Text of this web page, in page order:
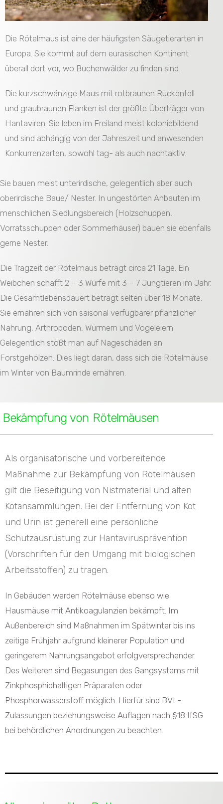
Die Rötelmaus ist eine der häufigsten Säugetierarten in
Europa. Sie kommt auf dem eurasischen Kontinent
überall dort vor, wo Buchenwälder zu finden sind.
Die kurzschwänzige Maus mit rotbraunen Rückenfell
und graubraunen Flanken ist der größte Überträger von
Hantaviren. Sie leben im Freiland meist koloniebildend
und sind abhängig von der Jahreszeit und anwesenden
Konkurrenzarten, sowohl tag- als auch nachtaktiv.
Sie bauen meist unterirdische, gelegentlich aber auch
oberirdische Baue/ Nester. In ungestörten Anbauten im
menschlichen Siedlungsbereich (Holzschuppen,
Vorratsschuppen oder Sommerhäuser) bauen sie ebenfalls
gerne Nester.
Die Tragzeit der Rötelmaus beträgt circa 21 Tage. Ein
Weibchen schafft 2 – 3 Würfe mit 3 – 7 Jungtieren im Jahr.
Die Gesamtlebensdauert beträgt selten über 18 Monate.
Sie ernähren sich von saisonal verfügbarer pflanzlicher
Nahrung, Arthropoden, Würmern und Vogeleiern.
Gelegentlich stößt man auf Nageschäden an
Forstgehölzen. Dies liegt daran, dass sich die Rötelmäuse
im Winter von Baumrinde ernähren.
Bekämpfung von Rötelmäusen
Als organisatorische und vorbereitende
Maßnahme zur Bekämpfung von Rötelmäusen
gilt die Beseitigung von Nistmaterial und alten
Kotansammlungen. Bei der Entfernung von Kot
und Urin ist generell eine persönliche
Schutzausrüstung zur Hantavirusprävention
(Vorschriften für den Umgang mit biologischen
Arbeitsstoffen) zu tragen.
In Gebäuden werden Rötelmäuse ebenso wie
Hausmäuse mit Antikoagulanzien bekämpft. Im
Außenbereich sind Maßnahmen im Spätwinter bis ins
zeitige Frühjahr aufgrund kleinerer Population und
geringerem Nahrungsangebot erfolgversprechender.
Des Weiteren sind Begasungen des Gangsystems mit
Zinkphosphidhaltigen Präparaten oder
Phosphorwasserstoff möglich. Hierfür sind BVL-
Zulassungen beziehungsweise Auflagen nach §18 IfSG
bei behördlichen Anordnungen zu beachten.